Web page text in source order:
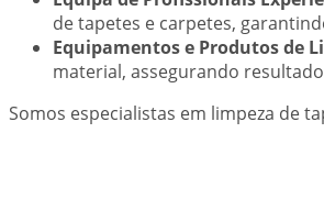
de tapetes e carpetes,
Equipamentos e Produtos de
material, assegurando
Somos especialistas em limpeza de